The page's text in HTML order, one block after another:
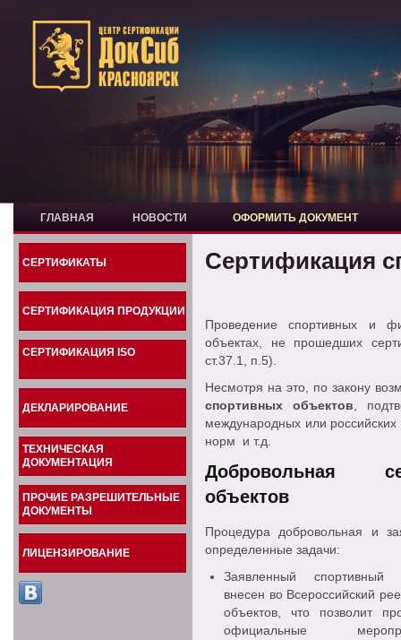
ГЛАВНАЯ НОВОСТИ ОФОРМИТЬ ДОКУМЕНТ
СЕРТИФИКАТЫ
СЕРТИФИКАЦИЯ ПРОДУКЦИИ
СЕРТИФИКАЦИЯ ISO
ДЕКЛАРИРОВАНИЕ
ТЕХНИЧЕСКАЯ
ДОКУМЕНТАЦИЯ
ПРОЧИЕ РАЗРЕШИТЕЛЬНЫЕ
ДОКУМЕНТЫ
ЛИЦЕНЗИРОВАНИЕ
Сертификация
Проведение спортивных и
объектах, не прошедших
ст.37.1, п.5).
Несмотря на это, по закону
спортивных объектов ,
международных или
норм и т.д.
Добровольная
объектов
Процедура добровольная и
определенные задачи:
Заявленный спортивный
внесен во Всероссийский
объектов, что позволит
официальные